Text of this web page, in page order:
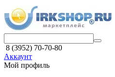
8 (3952) 70-70-80
Аккаунт
Мой профиль